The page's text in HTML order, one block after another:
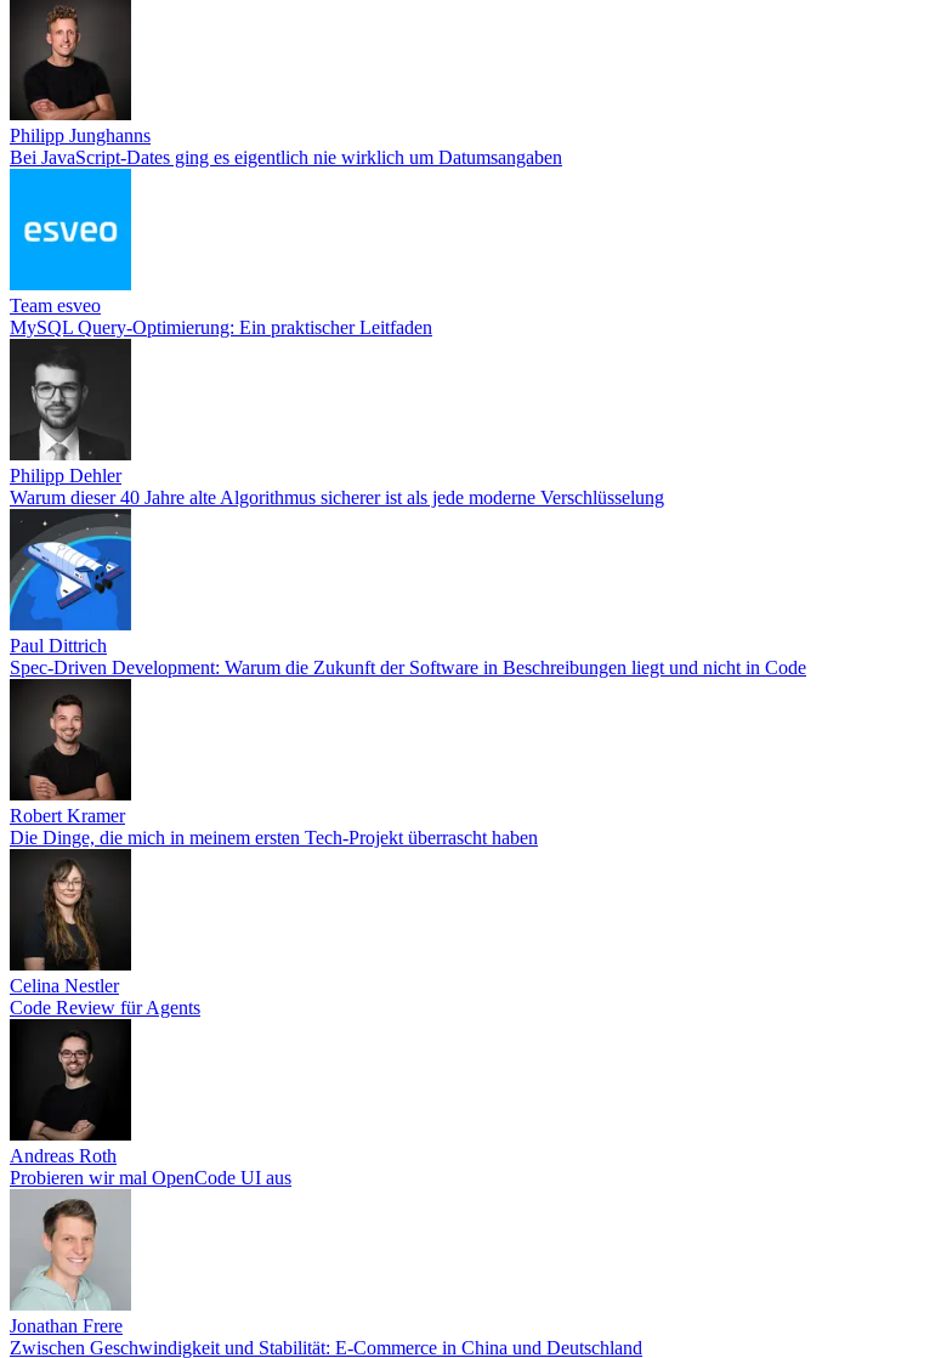
Philipp Junghanns
Bei JavaScript-Dates ging es eigentlich nie wirklich um Datumsangaben
Team esveo
MySQL Query-Optimierung: Ein praktischer Leitfaden
Philipp Dehler
Warum dieser 40 Jahre alte Algorithmus sicherer ist als jede moderne Verschlüsselung
Paul Dittrich
Spec-Driven Development: Warum die Zukunft der Software in Beschreibungen liegt und nicht in Code
Robert Kramer
Die Dinge, die mich in meinem ersten Tech-Projekt überrascht haben
Celina Nestler
Code Review für Agents
Andreas Roth
Probieren wir mal OpenCode UI aus
Jonathan Frere
Zwischen Geschwindigkeit und Stabilität: E-Commerce in China und Deutschland